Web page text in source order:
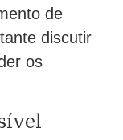
de
discutir
os